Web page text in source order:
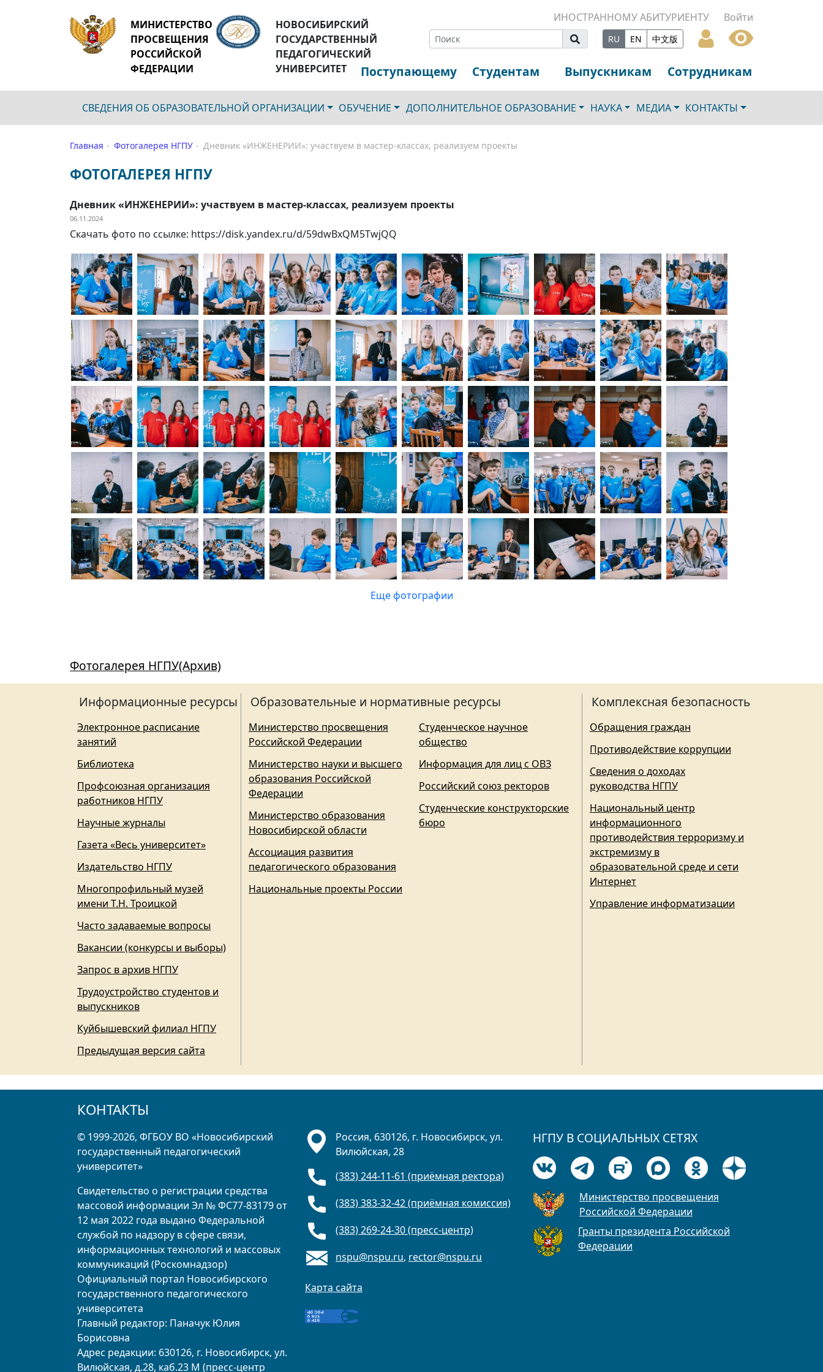
МИНИСТЕРСТВО
ПРОСВЕЩЕНИЯ
РОССИЙСКОЙ
ФЕДЕРАЦИИ
НОВОСИБИРСКИЙ
ГОСУДАРСТВЕННЫЙ
ПЕДАГОГИЧЕСКИЙ
УНИВЕРСИТЕТ
ИНОСТРАННОМУ АБИТУРИЕНТУ Войти
RU EN 中文版
Поступающему Студентам Выпускникам Сотрудникам
СВЕДЕНИЯ ОБ ОБРАЗОВАТЕЛЬНОЙ ОРГАНИЗАЦИИ ОБУЧЕНИЕ ДОПОЛНИТЕЛЬНОЕ ОБРАЗОВАНИЕ НАУКА МЕДИА КОНТАКТЫ
Главная Фотогалерея НГПУ Дневник «ИНЖЕНЕРИИ»: участвуем в мастер-классах, реализуем проекты
ФОТОГАЛЕРЕЯ НГПУ
Дневник «ИНЖЕНЕРИИ»: участвуем в мастер-классах, реализуем проекты
06.11.2024
Скачать фото по ссылке: https://disk.yandex.ru/d/59dwBxQM5TwjQQ
Еще фотографии
Фотогалерея НГПУ(Архив)
Информационные ресурсы
Электронное расписание
занятий
Библиотека
Профсоюзная организация
работников НГПУ
Научные журналы
Газета «Весь университет»
Издательство НГПУ
Многопрофильный музей
имени Т.Н. Троицкой
Часто задаваемые вопросы
Вакансии (конкурсы и выборы)
Запрос в архив НГПУ
Трудоустройство студентов и
выпускников
Куйбышевский филиал НГПУ
Предыдущая версия сайта
Образовательные и нормативные ресурсы
Министерство просвещения
Российской Федерации
Министерство науки и высшего
образования Российской
Федерации
Министерство образования
Новосибирской области
Ассоциация развития
педагогического образования
Национальные проекты России
Студенческое научное
общество
Информация для лиц с ОВЗ
Российский союз ректоров
Студенческие конструкторские
бюро
Комплексная безопасность
Обращения граждан
Противодействие коррупции
Сведения о доходах
руководства НГПУ
Национальный центр
информационного
противодействия терроризму и
экстремизму в
образовательной среде и сети
Интернет
Управление информатизации
КОНТАКТЫ
© 1999-2026, ФГБОУ ВО «Новосибирский
государственный педагогический
университет»
Свидетельство о регистрации средства
массовой информации Эл № ФС77-83179 от
12 мая 2022 года выдано Федеральной
службой по надзору в сфере связи,
информационных технологий и массовых
коммуникаций (Роскомнадзор)
Официальный портал Новосибирского
государственного педагогического
университета
Главный редактор: Паначук Юлия
Борисовна
Адрес редакции: 630126, г. Новосибирск, ул.
Вилюйская, д.28, каб.23 М (пресс-центр
Россия, 630126, г. Новосибирск, ул.
Вилюйская, 28
(383) 244-11-61 (приёмная ректора)
(383) 383-32-42 (приёмная комиссия)
(383) 269-24-30 (пресс-центр)
nspu@nspu.ru, rector@nspu.ru
Карта сайта
НГПУ В СОЦИАЛЬНЫХ СЕТЯХ
Министерство просвещения
Российской Федерации
Гранты президента Российской
Федерации